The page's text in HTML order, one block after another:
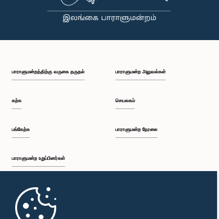
பாராளுமன்றத்திற்கு வருகை தருதல்
கற்க
பங்கேற்க
பாராளுமன்ற உறுப்பினர்கள்
முதற்பக்கம்
பாராளுமன்ற அலுவல்கள்
செயலகம்
பாராளுமன்ற நேரலை